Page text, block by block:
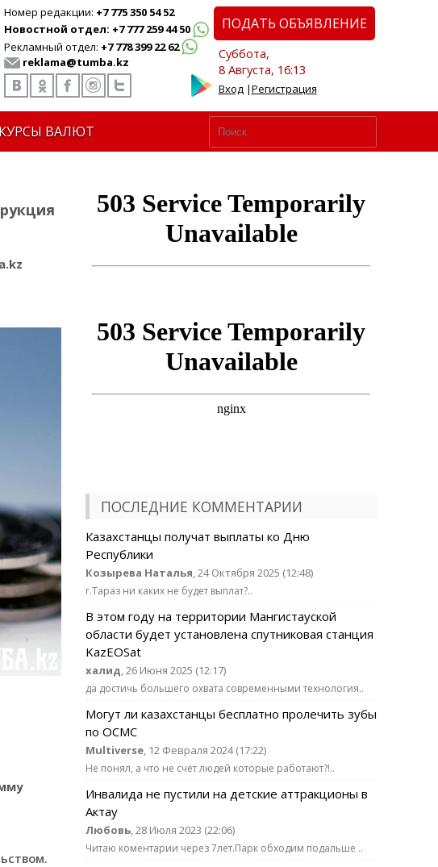
Номер редакции: +7 775 350 54 52
Новостной отдел: +7 777 259 44 50
Рекламный отдел: +7 778 399 22 62
reklama@tumba.kz
ПОДАТЬ ОБЪЯВЛЕНИЕ
Суббота,
8 Августа, 16:13
Вход|Регистрация
КУРСЫ ВАЛЮТ
ПОСЛЕДНИЕ КОММЕНТАРИИ
Казахстанцы получат выплаты ко Дню
Республики
Козырева Наталья, 24 Октября 2025 (12:48)
г.Тараз ни каких не будет выплат?..
В этом году на территории Мангистауской
области будет установлена спутниковая станция
KazEOSat
халид, 26 Июня 2025 (12:17)
да достичь большего охвата современными технология..
Могут ли казахстанцы бесплатно пролечить зубы
по ОСМС
Multiverse, 12 Февраля 2024 (17:22)
Не понял, а что не счёт людей которые работают?!..
Инвалида не пустили на детские аттракционы в
Актау
Любовь, 28 Июля 2023 (22:06)
Читаю коментарии через 7лет.Парк обходим подальше ..